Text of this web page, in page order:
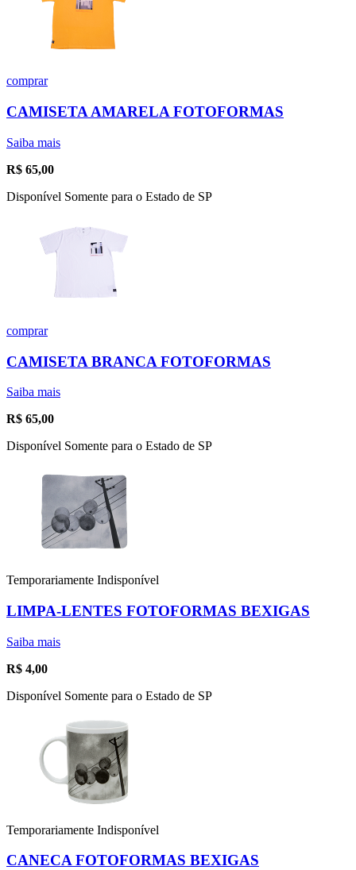
comprar
CAMISETA AMARELA FOTOFORMAS
Saiba mais
R$ 65,00
Disponível Somente para o Estado de SP
comprar
CAMISETA BRANCA FOTOFORMAS
Saiba mais
R$ 65,00
Disponível Somente para o Estado de SP
Temporariamente Indisponível
LIMPA-LENTES FOTOFORMAS BEXIGAS
Saiba mais
R$ 4,00
Disponível Somente para o Estado de SP
Temporariamente Indisponível
CANECA FOTOFORMAS BEXIGAS